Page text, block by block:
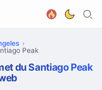
Peak
du Santiago Peak